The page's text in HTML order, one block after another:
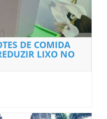
DE COMIDA
LIXO NO